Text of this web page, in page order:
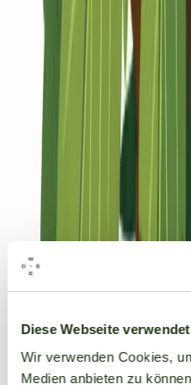
Diese Webseite
Wir verwenden Cookies,
Medien anbieten zu